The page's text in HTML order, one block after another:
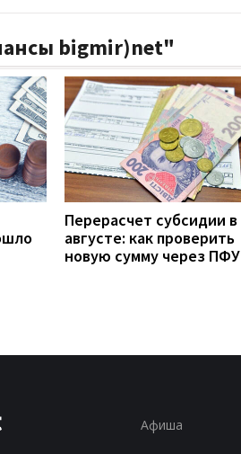
bigmir)net"
Перерасчет субсидии в
августе: как проверить
новую сумму через ПФУ
Афиша